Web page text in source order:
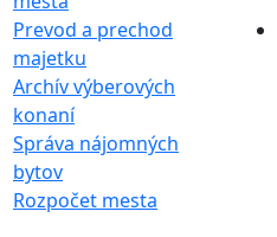
Prevod a prechod
majetku
Archív výberových
konaní
Správa nájomných
bytov
Rozpočet mesta